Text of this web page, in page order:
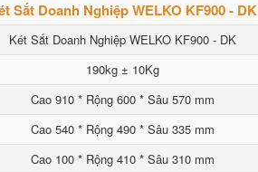
Sắt Doanh Nghiệp WELKO KF900 - DK
Két Sắt Doanh Nghiệp WELKO KF900 - DK
190kg ± 10Kg
Cao 910 * Rộng 600 * Sâu 570 mm
Cao 540 * Rộng 490 * Sâu 335 mm
Cao 100 * Rộng 410 * Sâu 310 mm